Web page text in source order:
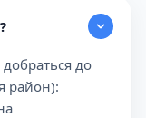
до
район):